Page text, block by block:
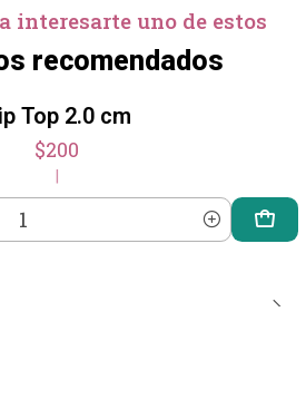
interesarte uno de estos
recomendados
Top 2.0 cm
$200
|